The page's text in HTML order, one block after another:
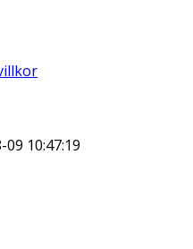
09 10:47:19